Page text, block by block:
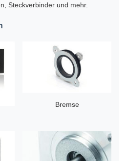
Steckverbinder und mehr.
Bremse